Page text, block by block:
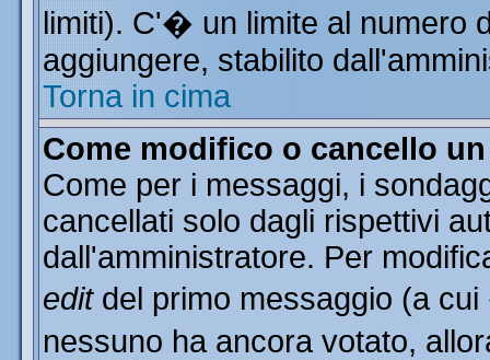
limiti). C'� un limite al numero
aggiungere, stabilito
Torna in cima
Come modifico o cancello
Come per i messaggi, i
cancellati solo dagli rispettivi
dall'amministratore. Per
editdel primo messaggio (a
nessuno ha ancora votato,